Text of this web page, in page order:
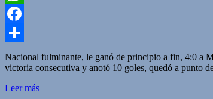
WhatsApp
Facebook
Compartir
Nacional fulminante, le ganó de principio a fin, 4:0 a
victoria consecutiva y anotó 10 goles, quedó a punto
Leer más